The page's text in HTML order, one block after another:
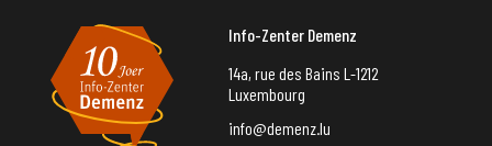
Info-Zenter Demenz
14a, rue des Bains L-1212
Luxembourg
info@demenz.lu